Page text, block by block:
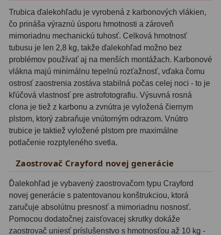
Statívy a piliere3
Tubusové kruhy10
Motorové pohony13
8
Protizávažia3
Iné27
Zrkadielka a hranoly61
Diagonálne zrkadielka36
Diagonálne hranoly7
Amici hranoly 45°11
Amici hranoly 90° 7
Trubica ďalekohľadu je vyrobená z karbonových vlákien,
čo prináša výraznú úsporu hmotnosti a zároveň
mimoriadnu mechanickú tuhosť. Celková hmotnosť
tubusu je len 2,8 kg, takže ďalekohľad možno bez
problémov používať aj na menších montážach. Karbonové
vlákna majú minimálnu tepelnú rozťažnosť, vďaka čomu
ostrosť zaostrenia zostáva stabilná počas celej noci - to je
kľúčová vlastnosť pre astrofotografiu. Výsuvná rosná
clona je tiež z karbonu a zvnútra je vyložená čiernym
plstom, ktorý zabraňuje vnútorným odrazom. Vnútro
trubice je taktiež vyložené plstom pre maximálne
potlačenie rozptyleného svetla.
Zaostrovač Crayford novej generácie
Ďalekohľad je vybavený zaostrovačom typu Crayford
novej generácie s patentovanou konštrukciou, ktorá
zaručuje absolútnu presnosť a mimoriadnu nosnosť.
Pomocou dodatočnej zaisťovacej skrutky dokáže
zaostrovač uniesť príslušenstvo s hmotnosťou až 10 kg -